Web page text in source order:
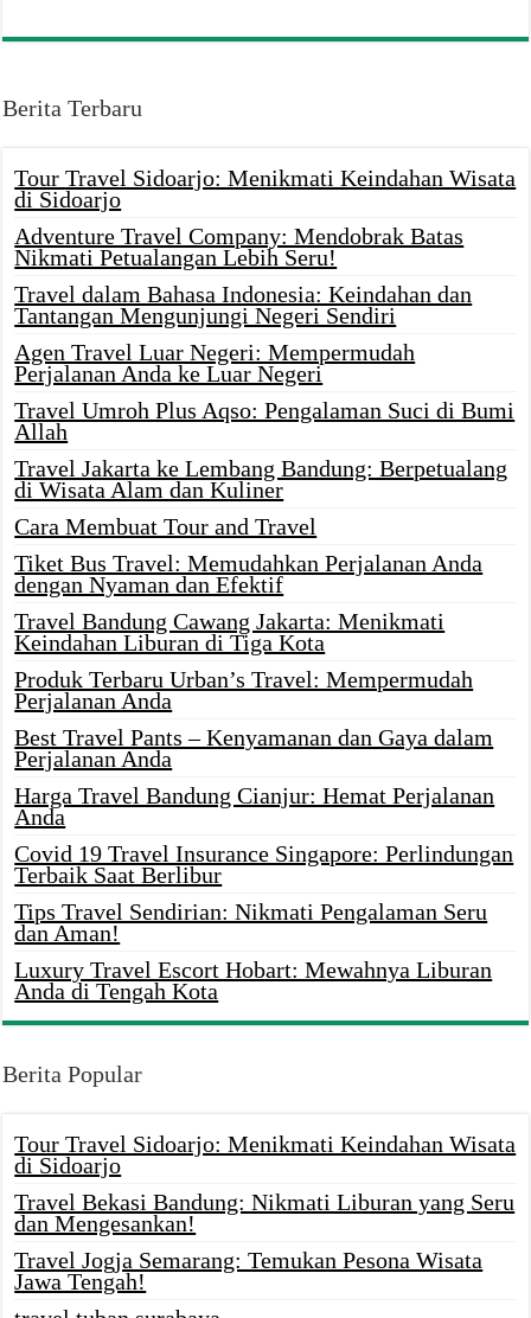
Berita Terbaru
Tour Travel Sidoarjo: Menikmati Keindahan Wisata
di Sidoarjo
Adventure Travel Company: Mendobrak Batas
Nikmati Petualangan Lebih Seru!
Travel dalam Bahasa Indonesia: Keindahan dan
Tantangan Mengunjungi Negeri Sendiri
Agen Travel Luar Negeri: Mempermudah
Perjalanan Anda ke Luar Negeri
Travel Umroh Plus Aqso: Pengalaman Suci di Bumi
Allah
Travel Jakarta ke Lembang Bandung: Berpetualang
di Wisata Alam dan Kuliner
Cara Membuat Tour and Travel
Tiket Bus Travel: Memudahkan Perjalanan Anda
dengan Nyaman dan Efektif
Travel Bandung Cawang Jakarta: Menikmati
Keindahan Liburan di Tiga Kota
Produk Terbaru Urban’s Travel: Mempermudah
Perjalanan Anda
Best Travel Pants – Kenyamanan dan Gaya dalam
Perjalanan Anda
Harga Travel Bandung Cianjur: Hemat Perjalanan
Anda
Covid 19 Travel Insurance Singapore: Perlindungan
Terbaik Saat Berlibur
Tips Travel Sendirian: Nikmati Pengalaman Seru
dan Aman!
Luxury Travel Escort Hobart: Mewahnya Liburan
Anda di Tengah Kota
Berita Popular
Tour Travel Sidoarjo: Menikmati Keindahan Wisata
di Sidoarjo
Travel Bekasi Bandung: Nikmati Liburan yang Seru
dan Mengesankan!
Travel Jogja Semarang: Temukan Pesona Wisata
Jawa Tengah!